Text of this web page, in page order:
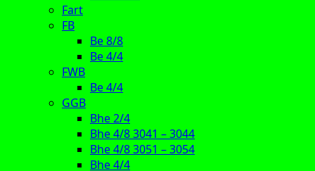
Fart
FB
Be 8/8
Be 4/4
FWB
Be 4/4
GGB
Bhe 2/4
Bhe 4/8 3041 – 3044
Bhe 4/8 3051 – 3054
Bhe 4/4